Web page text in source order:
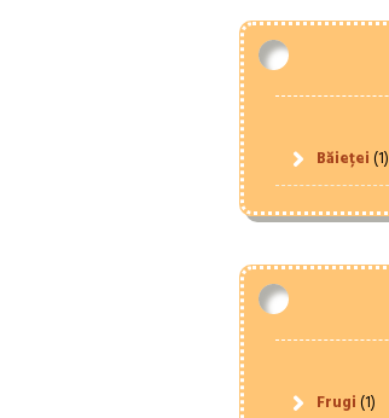
Băieței(1)
Frugi(1)